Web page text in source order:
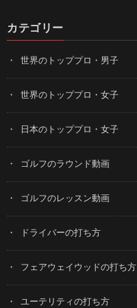
カテゴリー
世界のトッププロ・男子
世界のトッププロ・女子
日本のトッププロ・女子
ゴルフのラウンド動画
ゴルフのレッスン動画
ドライバーの打ち方
フェアウェイウッドの打ち方
ユーテリティの打ち方